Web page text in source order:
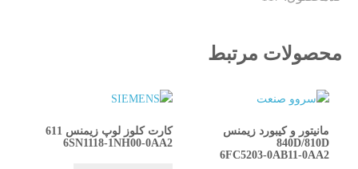
محصولات مرتبط
مانیتور و کیبورد زیمنس
840D/810D
6FC5203-0AB11-0AA2
کارت کلوز لوپ زیمنس 611
6SN1118-1NH00-0AA2